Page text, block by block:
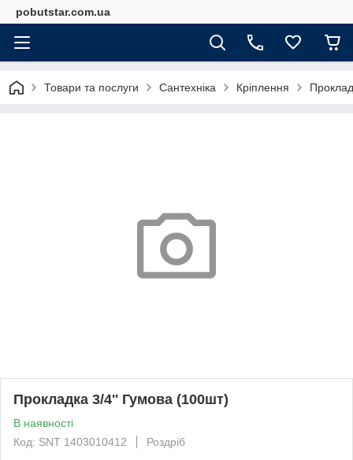
pobutstar.com.ua
Товари та послуги Сантехніка Кріплення
Прокладка 3/4'' Гумова (100шт)
В наявності
Код: SNT 1403010412
Роздріб